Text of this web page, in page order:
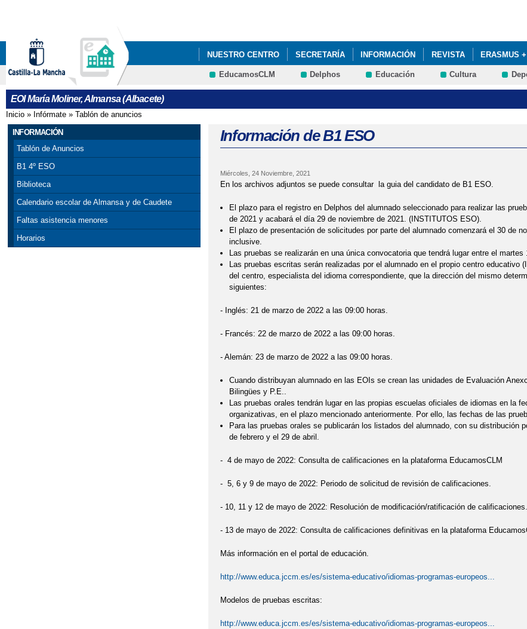
NUESTRO CENTRO SECRETARÍA INFORMACIÓN REVISTA ERASMUS +
PROCESO DE ADMISIÓN A LAS ESCUELAS OFICIALES DE IDIOMAS 24-25.
EducamosCLM Delphos Educación Cultura
EOI María Moliner, Almansa (Albacete)
Se encuentra usted aquí
Inicio » Infórmate » Tablón de anuncios
INFORMACIÓN
Tablón de Anuncios
B1 4º ESO
Biblioteca
Calendario escolar de Almansa y de Caudete
Faltas asistencia menores
Horarios
Información de B1 ESO
Miércoles, 24 Noviembre, 2021
En los archivos adjuntos se puede consultar la guia del candidato de B1 ESO.
El plazo para el registro en Delphos del alumnado seleccionado para realizar las
de 2021 y acabará el día 29 de noviembre de 2021. (INSTITUTOS ESO).
El plazo de presentación de solicitudes por parte del alumnado comenzará el 30 de
inclusive.
Las pruebas se realizarán en una única convocatoria que tendrá lugar entre el
Las pruebas escritas serán realizadas por el alumnado en el propio centro
del centro, especialista del idioma correspondiente, que la dirección del mismo
siguientes:
- Inglés: 21 de marzo de 2022 a las 09:00 horas.
- Francés: 22 de marzo de 2022 a las 09:00 horas.
- Alemán: 23 de marzo de 2022 a las 09:00 horas.
Cuando distribuyan alumnado en las EOIs se crean las unidades de Evaluación
Bilingües y P.E..
Las pruebas orales tendrán lugar en las propias escuelas oficiales de idiomas en la
organizativas, en el plazo mencionado anteriormente. Por ello, las fechas de las
Para las pruebas orales se publicarán los listados del alumnado, con su
de febrero y el 29 de abril.
- 4 de mayo de 2022: Consulta de calificaciones en la plataforma EducamosCLM
- 5, 6 y 9 de mayo de 2022: Periodo de solicitud de revisión de calificaciones.
- 10, 11 y 12 de mayo de 2022: Resolución de modificación/ratificación de calificaciones.
- 13 de mayo de 2022: Consulta de calificaciones definitivas en la plataforma
Más información en el portal de educación.
http://www.educa.jccm.es/es/sistema-educativo/idiomas-programas-europeos...
Modelos de pruebas escritas:
http://www.educa.jccm.es/es/sistema-educativo/idiomas-programas-europeos...